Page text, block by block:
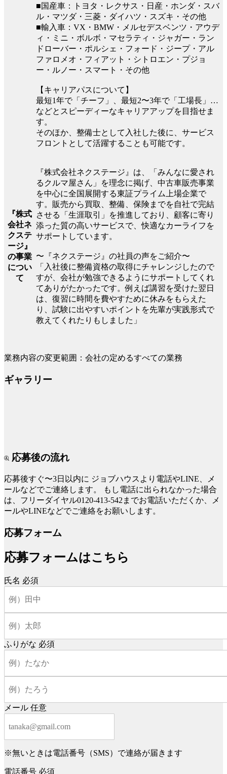
■国産車：トヨタ・レクサス・日産・ホンダ・スバ
ル・マツダ・三菱・ダイハツ・スズキ・その他
■輸入車：VX・BMW・メルセデスベンツ・アウデ
ィ・ミニ・ボルボ・マセラティ・ジャガー・ラン
ドローバー・ポルシェ・フォード・ジープ・アル
ファロメオ・フィアット・シトロエン・プジョ
ー・ルノー・スマート・その他
【キャリアパスについて】
最短1年で「チーフ」、最短2〜3年で「工場長」…
などとスピーディーなキャリアアップを目指せま
す。
そのほか、整備士として入社した後に、サービス
フロントとして活躍することも可能です。
『株式
会社ネ
クステ
ージ』
の事業
につい
て
『株式会社ネクステージ』は、「みんなに愛され
るクルマ屋さん」を理念に掲げ、中古車販売事業
を中心に全国展開する東証プライム上場企業で
す。販売から買取、整備、保険までを自社で完結
させる「生涯取引」を推進しており、顧客に寄り
添った質の高いサービスで、快適なカーライフを
サポートしています。
〜『ネクステージ』の社員の声をご紹介〜
「入社後に整備資格の取得にチャレンジしたので
すが、会社が勉強できるようにサポートしてくれ
てありがたかったです。例えば講習を受けた翌日
は、復習に時間を費やすために休みをもらえた
り、試験に出やすいポイントを先輩が実践形式で
教えてくれたりもしました」
業務内容の変更範囲：会社の定めるすべての業務
ギャラリー
応募後の流れ
応募後すぐ〜3日以内に ジョブハウスより電話やLINE、メ
ールなどでご連絡します。
もし電話に出られなかった場合
は、フリーダイヤル0120-413-542までお電話いただくか、メ
ールやLINEなどでご連絡をお願いします。
応募フォーム
応募フォームはこちら
氏名 必須
ふりがな 必須
メール 任意
※無いときは電話番号（SMS）で連絡が届きます
電話番号 必須